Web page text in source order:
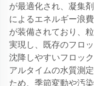
が最適化され、凝集
によるエネルギー浪
が装備されており、
実現し、既存のフロ
沈降しやすいフロッ
アルタイムの水質測
ため、季節変動や汚